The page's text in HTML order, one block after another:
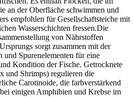
an der Oberfläche schwimmen und
empfohlen für Gesellschaftsteiche mit
Wasserschichten fressen.Die
von Nährstoffen
sorgt zusammen mit der
Spurenelementen für eine
Kondition der Fische. Getrocknete
und Shrimps) regulieren die
Carotinoide, die farbverstärkend
einigen Amphibien und Krebse im